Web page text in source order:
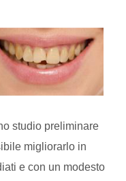
studio preliminare
migliorarlo in
e con un modesto